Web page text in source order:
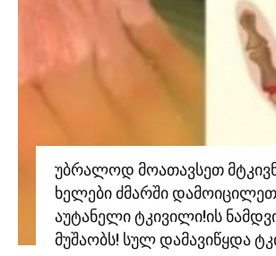
უბრალოდ მოათავსეთ
ხელები ძმარში დამოიცილეთ
აუტანელი ტკივილი!ის
მუშაობს! სულ დამავიწყდა